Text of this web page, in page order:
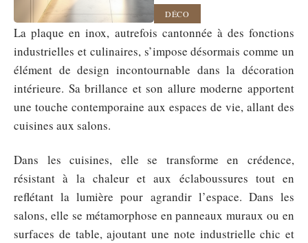
DÉCO
La plaque en inox, autrefois cantonnée à des fonctions
industrielles et culinaires, s’impose désormais comme un
élément de design incontournable dans la décoration
intérieure. Sa brillance et son allure moderne apportent
une touche contemporaine aux espaces de vie, allant des
cuisines aux salons.
Dans les cuisines, elle se transforme en crédence,
résistant à la chaleur et aux éclaboussures tout en
reflétant la lumière pour agrandir l’espace. Dans les
salons, elle se métamorphose en panneaux muraux ou en
surfaces de table, ajoutant une note industrielle chic et